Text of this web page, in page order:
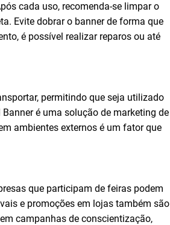
cada uso, recomenda-se limpar o
Evite dobrar o banner de forma que
é possível realizar reparos ou até
permitindo que seja utilizado
é uma solução de marketing de
ambientes externos é um fator que
que participam de feiras podem
e promoções em lojas também são
campanhas de conscientização,